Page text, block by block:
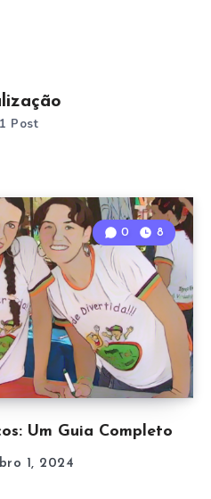
1 Post
Um Guia Completo
0 8
1, 2024